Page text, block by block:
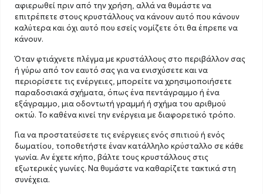
αφιερωθεί πριν από την χρήση, αλλά να θυμάστε να
επιτρέπετε στους κρυστάλλους να κάνουν αυτό που κάνουν
καλύτερα και όχι αυτό που εσείς νομίζετε ότι θα έπρεπε να
κάνουν.
Όταν φτιάχνετε πλέγμα με κρυστάλλους στο περιβάλλον σας
ή γύρω από τον εαυτό σας για να ενισχύσετε και να
περιορίσετε τις ενέργειες, μπορείτε να χρησιμοποιήσετε
παραδοσιακά σχήματα, όπως ένα πεντάγραμμο ή ένα
εξάγραμμο, μια οδοντωτή γραμμή ή σχήμα του αριθμού
οκτώ. Το καθένα κινεί την ενέργεια με διαφορετικό τρόπο.
Για να προστατεύσετε τις ενέργειες ενός σπιτιού ή ενός
δωματίου, τοποθετήστε έναν κατάλληλο κρύσταλλο σε κάθε
γωνία. Αν έχετε κήπο, βάλτε τους κρυστάλλους στις
εξωτερικές γωνίες. Να θυμάστε να καθαρίζετε τακτικά στη
συνέχεια.